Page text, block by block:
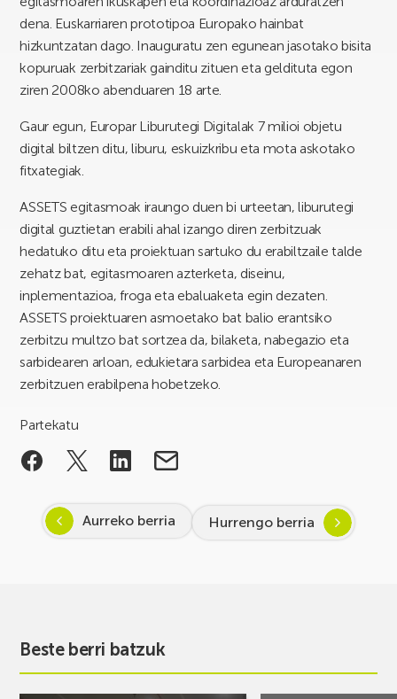
dena. Euskarriaren prototipoa Europako hainbat
hizkuntzatan dago. Inauguratu zen egunean jasotako bisita
kopuruak zerbitzariak gainditu zituen eta geldituta egon
ziren 2008ko abenduaren 18 arte.
Gaur egun, Europar Liburutegi Digitalak 7 milioi objetu
digital biltzen ditu, liburu, eskuizkribu eta mota askotako
fitxategiak.
ASSETS egitasmoak iraungo duen bi urteetan, liburutegi
digital guztietan erabili ahal izango diren zerbitzuak
hedatuko ditu eta proiektuan sartuko du erabiltzaile talde
zehatz bat, egitasmoaren azterketa, diseinu,
inplementazioa, froga eta ebaluaketa egin dezaten.
ASSETS proiektuaren asmoetako bat balio erantsiko
zerbitzu multzo bat sortzea da, bilaketa, nabegazio eta
sarbidearen arloan, edukietara sarbidea eta Europeanaren
zerbitzuen erabilpena hobetzeko.
Partekatu
Aurreko berria Hurrengo berria
Beste berri batzuk